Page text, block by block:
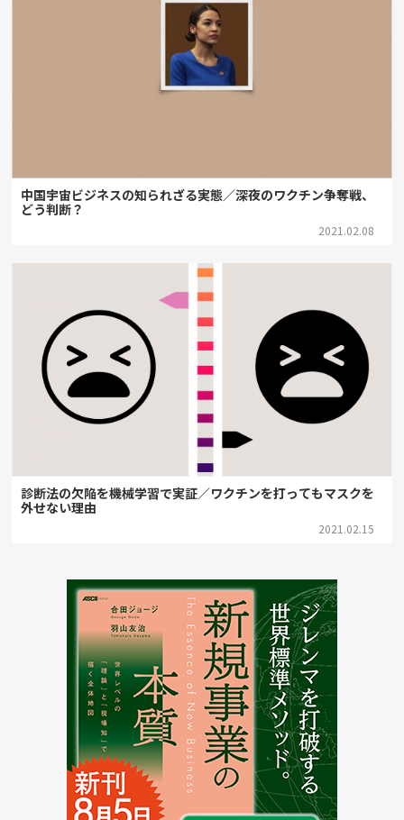
中国宇宙ビジネスの知られざる実態／深夜のワクチン争奪戦、
どう判断？
2021.02.08
診断法の欠陥を機械学習で実証／ワクチンを打ってもマスクを
外せない理由
2021.02.15